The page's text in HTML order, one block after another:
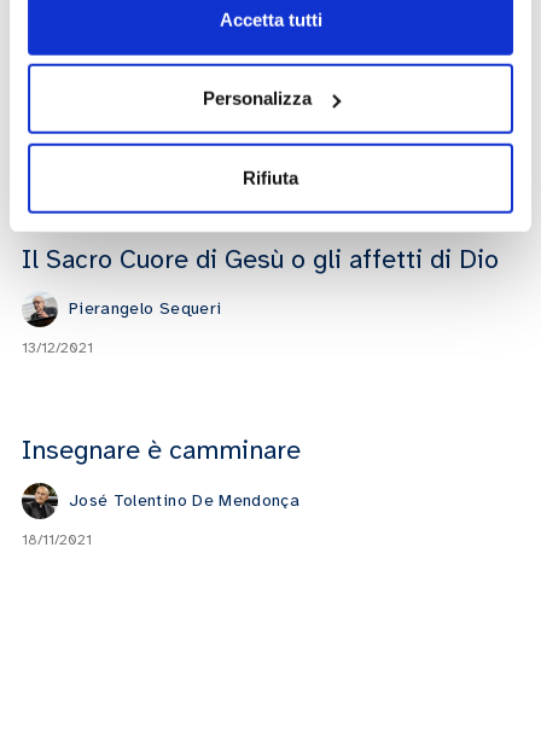
Accetta tutti
Personalizza
Rifiuta
La chiesa e il futuro
Il Sacro Cuore di Gesù o gli affetti di Dio
Pierangelo Sequeri
13/12/2021
Insegnare è camminare
José Tolentino De Mendonça
18/11/2021